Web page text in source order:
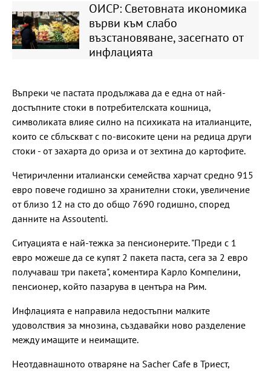
ОИСР: Световната икономика
върви към слабо
възстановяване, засегнато от
инфлацията
Въпреки че пастата продължава да е една от най-
достъпните стоки в потребителската кошница,
символиката влияе силно на психиката на италианците,
които се сблъскват с по-високите цени на редица други
стоки - от захарта до ориза и от зехтина до картофите.
Четиричленни италиански семейства харчат средно 915
евро повече годишно за хранителни стоки, увеличение
от близо 12 на сто до общо 7690 годишно, според
данните на Assoutenti.
Ситуацията е най-тежка за пенсионерите. "Преди с 1
евро можеше да се купят 2 пакета паста, сега за 2 евро
получаваш три пакета", коментира Карло Компелини,
пенсионер, който пазарува в центъра на Рим.
Инфлацията е направила недостъпни малките
удоволствия за мнозина, създавайки ново разделение
между имащите и неимащите.
Неотдавнашното отваряне на Sacher Cafe в Триест,